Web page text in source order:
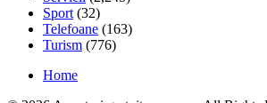
Sport (32)
Telefoane (163)
Turism (776)
Home